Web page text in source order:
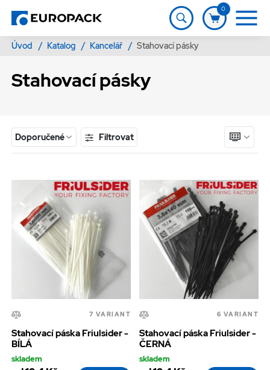
0
Úvod / Katalog / Kancelář / Stahovací pásky
Stahovací pásky
Doporučené Filtrovat
7 VARIANT
Stahovací páska Friulsider -
BÍLÁ
skladem
6 VARIANT
Stahovací páska Friulsider -
ČERNÁ
skladem